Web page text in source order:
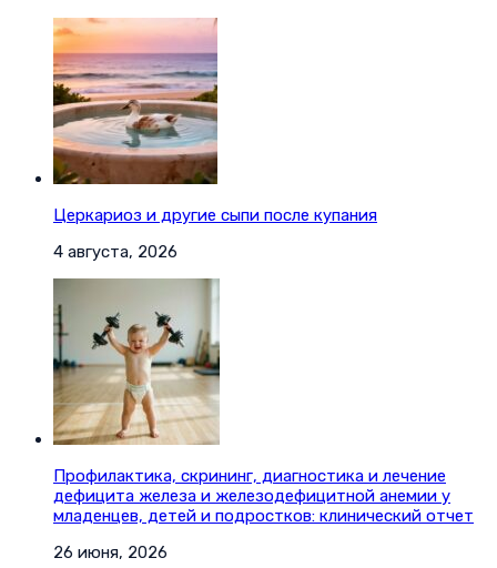
Церкариоз и другие сыпи после купания
4 августа, 2026
Профилактика, скрининг, диагностика и лечение
дефицита железа и железодефицитной анемии у
младенцев, детей и подростков: клинический отчет
26 июня, 2026